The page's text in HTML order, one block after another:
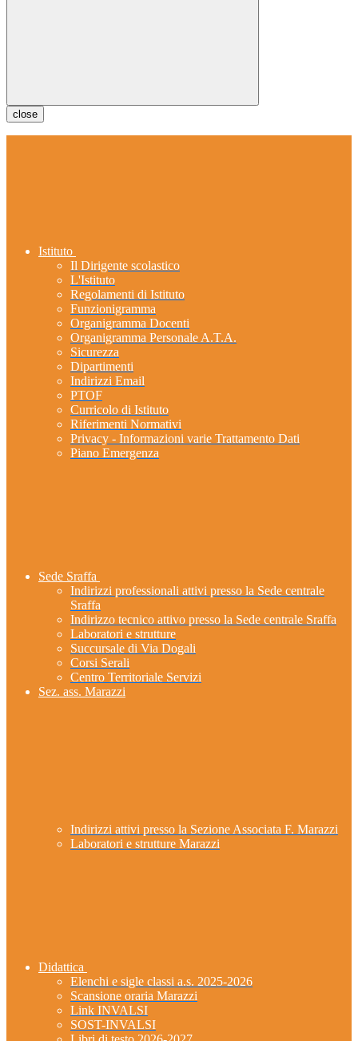
close
Istituto
Il Dirigente scolastico
L'Istituto
Regolamenti di Istituto
Funzionigramma
Organigramma Docenti
Organigramma Personale A.T.A.
Sicurezza
Dipartimenti
Indirizzi Email
PTOF
Curricolo di Istituto
Riferimenti Normativi
Privacy - Informazioni varie Trattamento Dati
Piano Emergenza
Sede Sraffa
Indirizzi professionali attivi presso la Sede centrale
Sraffa
Indirizzo tecnico attivo presso la Sede centrale Sraffa
Laboratori e strutture
Succursale di Via Dogali
Corsi Serali
Centro Territoriale Servizi
Sez. ass. Marazzi
Indirizzi attivi presso la Sezione Associata F. Marazzi
Laboratori e strutture Marazzi
Didattica
Elenchi e sigle classi a.s. 2025-2026
Scansione oraria Marazzi
Link INVALSI
SOST-INVALSI